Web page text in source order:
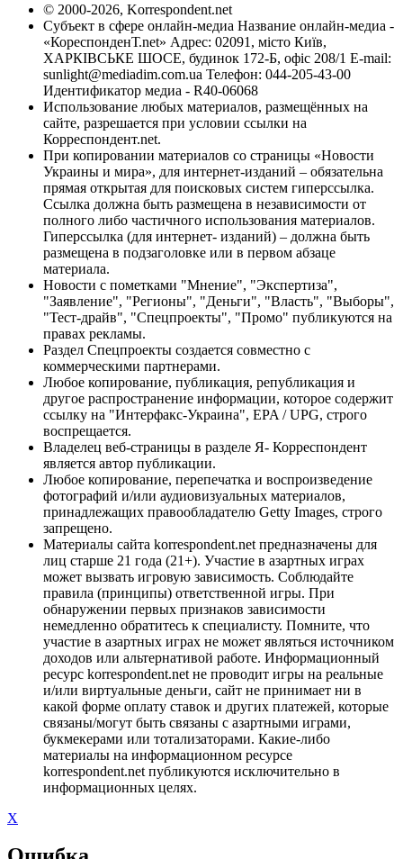
© 2000-2026, Korrespondent.net
Субъект в сфере онлайн-медиа Название онлайн-медиа -
«КореспонденТ.net» Адрес: 02091, місто Київ,
ХАРКІВСЬКЕ ШОСЕ, будинок 172-Б, офіс 208/1 E-mail:
sunlight@mediadim.com.ua Телефон: 044-205-43-00
Идентификатор медиа - R40-06068
Использование любых материалов, размещённых на
сайте, разрешается при условии ссылки на
Корреспондент.net.
При копировании материалов со страницы «Новости
Украины и мира», для интернет-изданий – обязательна
прямая открытая для поисковых систем гиперссылка.
Ссылка должна быть размещена в независимости от
полного либо частичного использования материалов.
Гиперссылка (для интернет- изданий) – должна быть
размещена в подзаголовке или в первом абзаце
материала.
Новости с пометками "Мнение", "Экспертиза",
"Заявление", "Регионы", "Деньги", "Власть", "Выборы",
"Тест-драйв", "Спецпроекты", "Промо" публикуются на
правах рекламы.
Раздел Спецпроекты создается совместно с
коммерческими партнерами.
Любое копирование, публикация, републикация и
другое распространение информации, которое содержит
ссылку на "Интерфакс-Украина", EPA / UPG, строго
воспрещается.
Владелец веб-страницы в разделе Я- Корреспондент
является автор публикации.
Любое копирование, перепечатка и воспроизведение
фотографий и/или аудиовизуальных материалов,
принадлежащих правообладателю Getty Images, строго
запрещено.
Материалы сайта korrespondent.net предназначены для
лиц старше 21 года (21+). Участие в азартных играх
может вызвать игровую зависимость. Соблюдайте
правила (принципы) ответственной игры. При
обнаружении первых признаков зависимости
немедленно обратитесь к специалисту. Помните, что
участие в азартных играх не может являться источником
доходов или альтернативой работе. Информационный
ресурс korrespondent.net не проводит игры на реальные
и/или виртуальные деньги, сайт не принимает ни в
какой форме оплату ставок и других платежей, которые
связаны/могут быть связаны с азартными играми,
букмекерами или тотализаторами. Какие-либо
материалы на информационном ресурсе
korrespondent.net публикуются исключительно в
информационных целях.
X